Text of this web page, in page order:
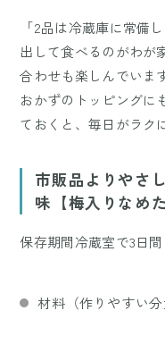
「2品は冷蔵庫に常備
出して食べるのがわが
合わせも楽しんでいま
おかずのトッピングに
ておくと、毎日がラク
市販品よりやさ
味【梅入りなめた
保存期間冷蔵室で3日間
材料（作りやすい分